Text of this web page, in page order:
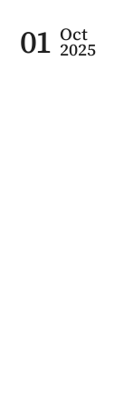
01 Oct
2025